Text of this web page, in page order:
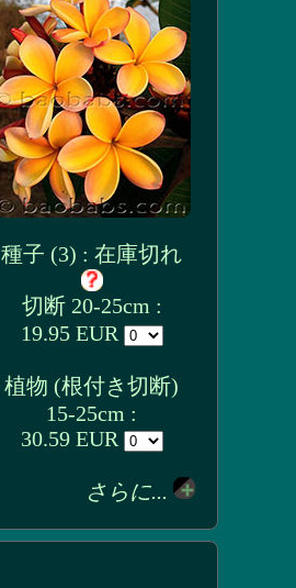
種子 (3) : 在庫切れ
切断 20-25cm :
19.95 EUR
植物 (根付き切断)
15-25cm :
30.59 EUR
さらに...